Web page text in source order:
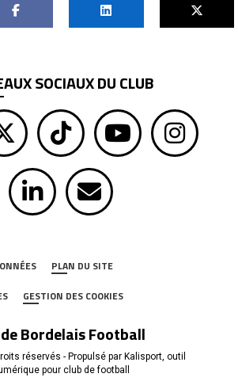
SOCIAUX DU CLUB
PLAN DU SITE
GESTION DES COOKIES
Bordelais Football
réservés - Propulsé par Kalisport, outil
pour club de football